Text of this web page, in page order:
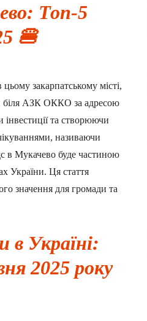
Топ-5
🍔
закарпатському місті,
біля АЗК ОККО за адресою
інвестиції та створюючи
називаючи
в Мукачево буде частиною
України. Ця стаття
значення для громади та
в Україні:
2025 року